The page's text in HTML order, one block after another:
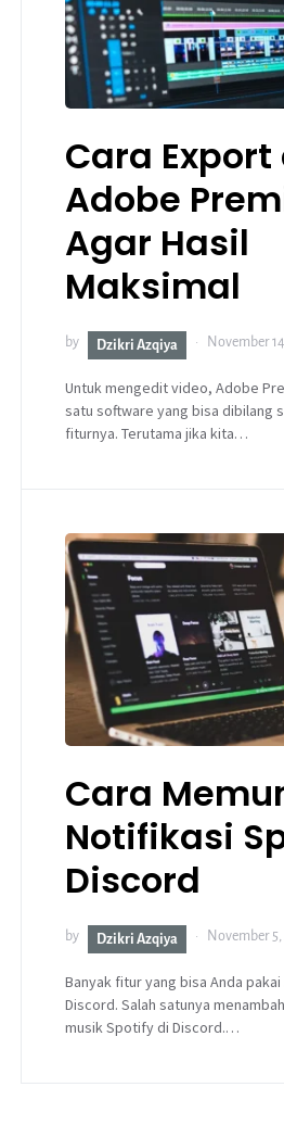
Cara Export
Adobe
Agar Hasil
Maksimal
by Dzikri Azqiya November
Untuk mengedit video, Adobe
satu software yang bisa dibilang
fiturnya. Terutama jika kita…
Cara
Notifikasi
Discord
by Dzikri Azqiya November 5,
Banyak fitur yang bisa Anda
Discord. Salah satunya
musik Spotify di Discord.…